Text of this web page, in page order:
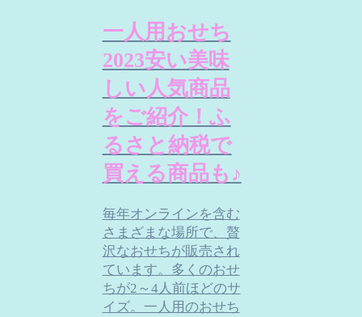
一人用おせち
2023安い美味
しい人気商品
をご紹介！ふ
るさと納税で
買える商品も♪
毎年オンラインを含む
さまざまな場所で、贅
沢なおせちが販売され
ています。多くのおせ
ちが2～4人前ほどのサ
イズ。一人用のおせち